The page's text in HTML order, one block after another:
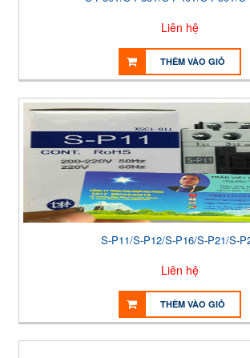
Liên hệ
THÊM VÀO GIỎ
S-P11/S-P12/S-P16/S-P21/S-
Liên hệ
THÊM VÀO GIỎ